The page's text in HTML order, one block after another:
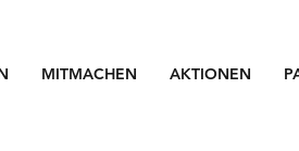
MITMACHEN AKTIONEN